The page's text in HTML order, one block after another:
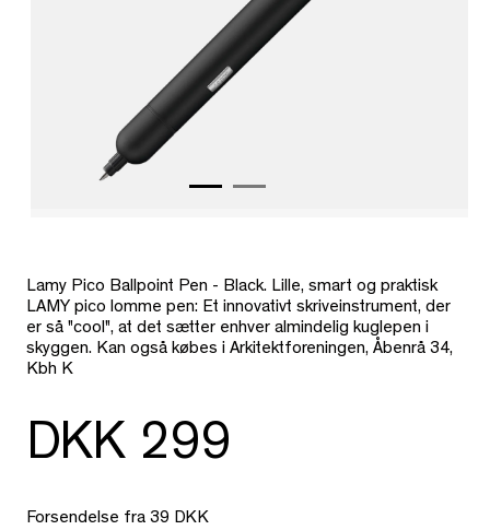
Lamy Pico Ballpoint Pen - Black. Lille, smart og praktisk
LAMY pico lomme pen: Et innovativt skriveinstrument, der
er så "cool", at det sætter enhver almindelig kuglepen i
skyggen. Kan også købes i Arkitektforeningen, Åbenrå 34,
Kbh K
DKK 299
Forsendelse fra 39 DKK